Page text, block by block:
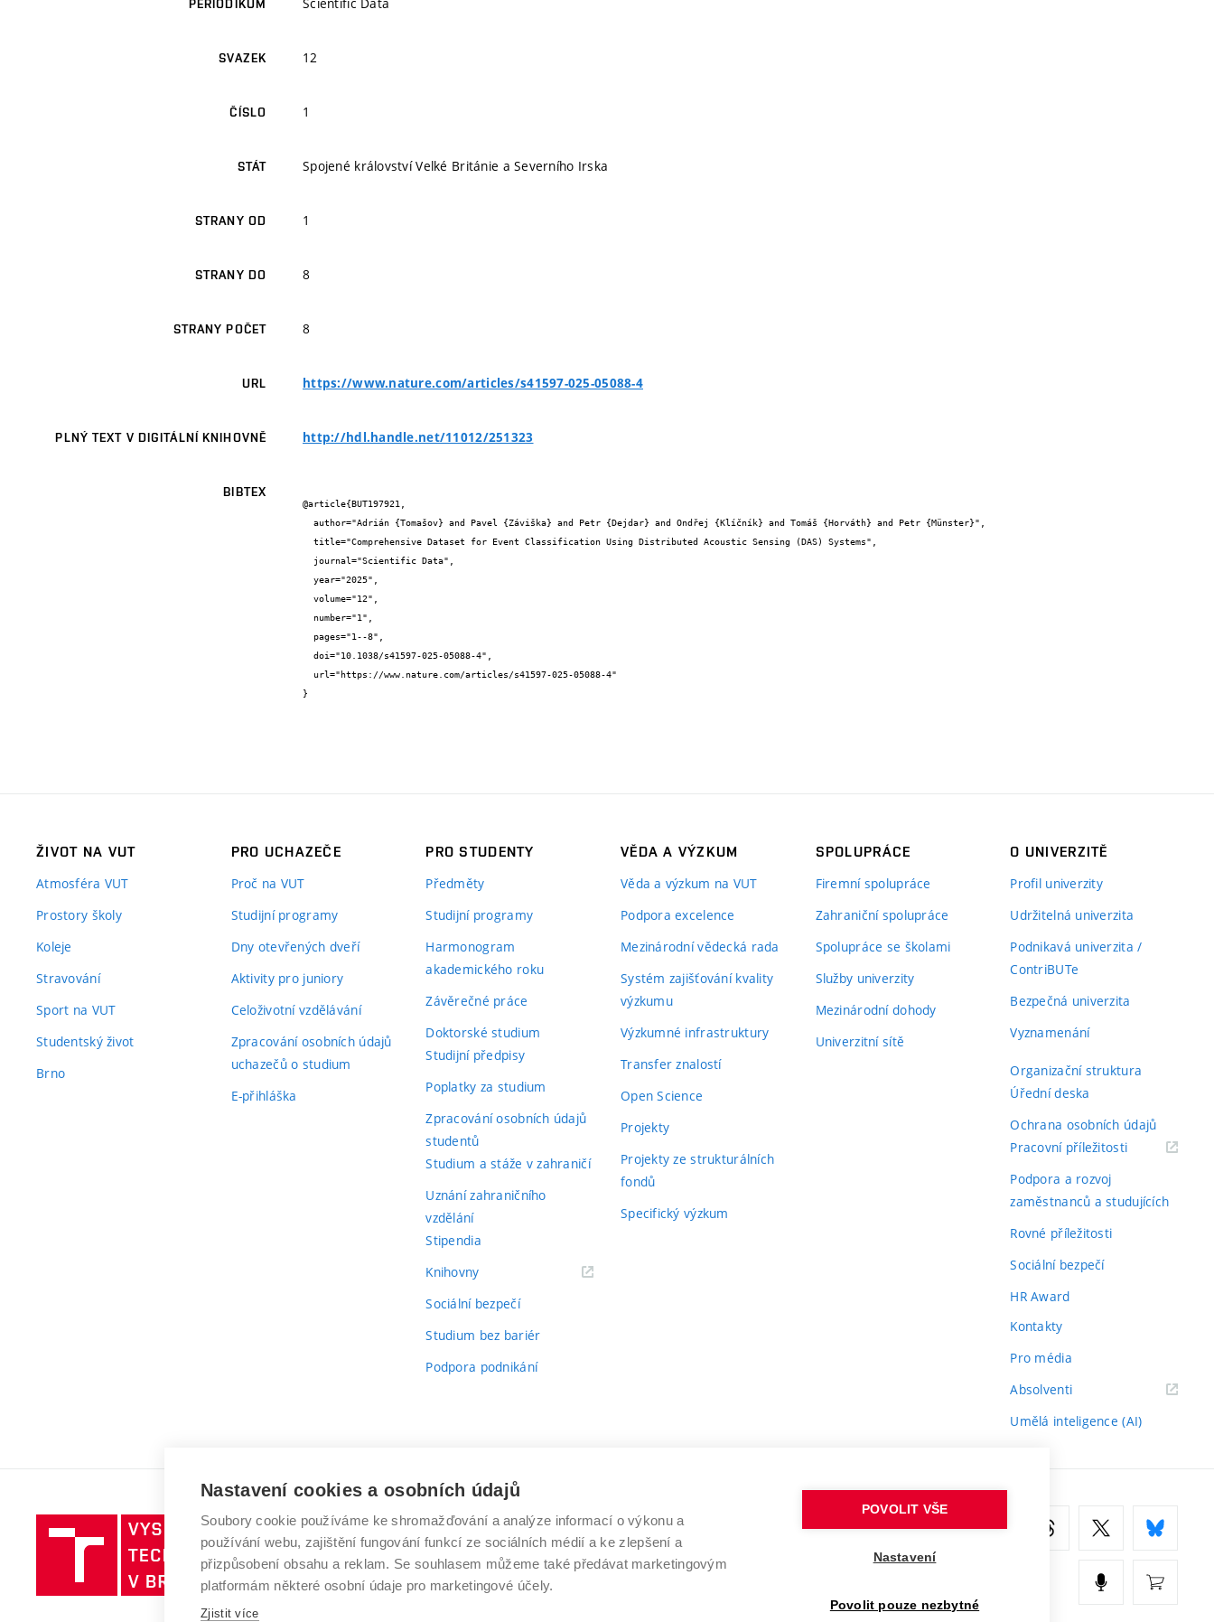
PERIODIKUM
SVAZEK 12
ČÍSLO 1
STÁT Spojené království Velké Británie a Severního Irska
STRANY OD 1
STRANY DO 8
STRANY POČET 8
URL https://www.nature.com/articles/s41597-025-05088-4
PLNÝ TEXT V DIGITÁLNÍ KNIHOVNĚ http://hdl.handle.net/11012/251323
BIBTEX
@article{BUT197921,
}
ŽIVOT NA VUT
Atmosféra VUT
Prostory školy
Koleje
Stravování
Sport na VUT
Studentský život
Brno
PRO UCHAZEČE
Proč na VUT
Studijní programy
Dny otevřených dveří
Aktivity pro juniory
Celoživotní vzdělávání
Zpracování osobních údajů
uchazečů o studium
E-přihláška
PRO STUDENTY
Předměty
Studijní programy
Harmonogram
akademického roku
Závěrečné práce
Doktorské studium
Studijní předpisy
Poplatky za studium
Zpracování osobních údajů
studentů
Studium a stáže v zahraničí
Uznání zahraničního
vzdělání
Stipendia
Knihovny(externí
Sociální bezpečí
Studium bez bariér
Podpora podnikání
VĚDA A VÝZKUM
Věda a výzkum na VUT
Podpora excelence
Mezinárodní vědecká rada
Systém zajišťování kvality
výzkumu
Výzkumné infrastruktury
Transfer znalostí
Open Science
Projekty
Projekty ze strukturálních
fondů
Specifický výzkum
SPOLUPRÁCE
Firemní spolupráce
Zahraniční spolupráce
Spolupráce se školami
Služby univerzity
Mezinárodní dohody
Univerzitní sítě
O UNIVERZITĚ
Profil univerzity
Udržitelná univerzita
Podnikavá univerzita /
ContriBUTe
Bezpečná univerzita
Vyznamenání
Organizační struktura
Úřední deska
Ochrana osobních údajů
Pracovní příležitosti(externí
Podpora a rozvoj
zaměstnanců a studujících
Rovné příležitosti
Sociální bezpečí
HR Award
Kontakty
Pro média
Absolventi(externí
Umělá inteligence (AI)
Vysoké
učení
technické
v
VYSOKÉ UČENÍ TECHNICKÉ V BRNĚ
Antonínská 548/1
602 00 Brno
www.vut.cz
Nastavení cookies a osobních údajů
Soubory cookie používáme ke shromažďování a analýze informací o výkonu a
používání webu, zajištění fungování funkcí ze sociálních médií a ke zlepšení a
přizpůsobení obsahu a reklam. Se souhlasem můžeme také předávat marketingovým
platformám některé osobní údaje pro marketingové účely.
Zjistit více
POVOLIT VŠE
Nastavení
Povolit pouze nezbytné